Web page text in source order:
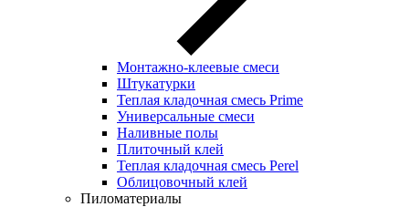
Монтажно-клеевые смеси
Штукатурки
Теплая кладочная смесь Prime
Универсальные смеси
Наливные полы
Плиточный клей
Теплая кладочная смесь Perel
Облицовочный клей
Пиломатериалы